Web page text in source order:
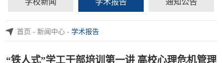
学校新闻 学术报告 通知公告
首页-新闻中心-学术报告
“铁人式”学工干部培训第一讲 高校心理危机管理